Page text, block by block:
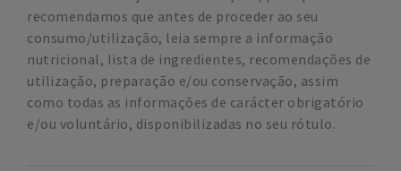
recomendamos que antes de proceder ao seu
consumo/utilização, leia sempre a informação
nutricional, lista de ingredientes, recomendações de
utilização, preparação e/ou conservação, assim
como todas as informações de carácter obrigatório
e/ou voluntário, disponibilizadas no seu rótulo.